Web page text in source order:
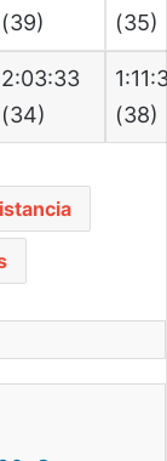
(39)
(35)
2:03:33
(34)
(38)